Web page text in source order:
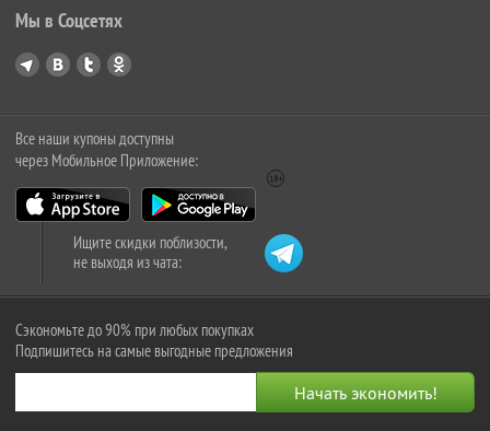
Мы в Соцсетях
Все наши купоны доступны
через Мобильное Приложение:
Ищите скидки поблизости,
не выходя из чата:
Сэкономьте до 90% при любых покупках
Подпишитесь на самые выгодные предложения